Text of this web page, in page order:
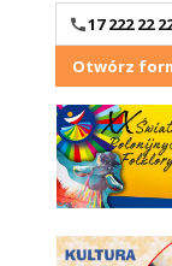
17 222 22
Otwórz